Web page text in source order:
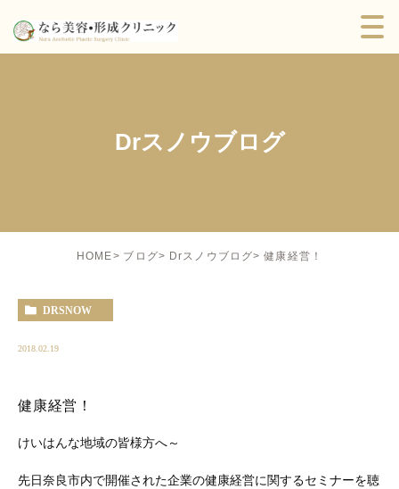
Drスノウブログ
HOME ブログ Drスノウブログ 健康経営！
DRSNOW
2018.02.19
健康経営！
けいはんな地域の皆様方へ～
先日奈良市内で開催された企業の健康経営に関するセミナーを聴